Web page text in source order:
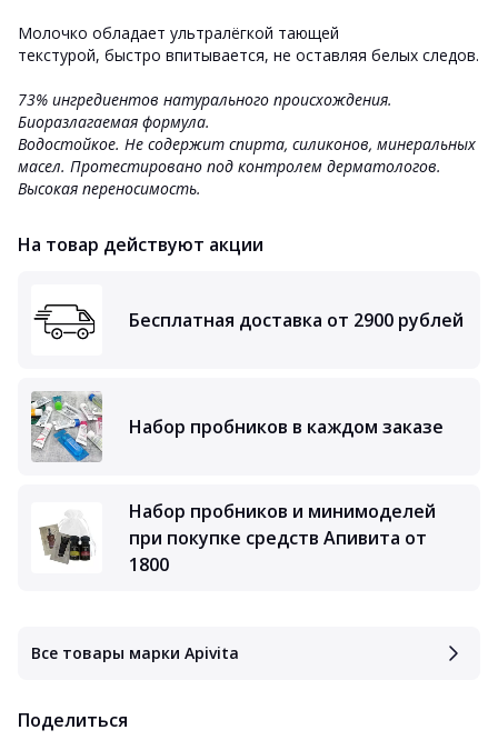
Молочко обладает ультралёгкой тающей
текстурой, быстро впитывается, не оставляя белых следов.
73% ингредиентов натурального происхождения.
Биоразлагаемая формула.
Водостойкое. Не содержит спирта, силиконов, минеральных
масел. Протестировано под контролем дерматологов.
Высокая переносимость.
На товар действуют акции
Бесплатная доставка от 2900 рублей
Набор пробников в каждом заказе
Набор пробников и минимоделей
при покупке средств Апивита от
1800
Все товары марки Apivita
Поделиться